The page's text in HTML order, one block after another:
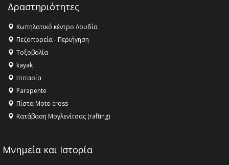
Δραστηριότητες
Κωπηλατικό κέντρο Λουδία
Πεζοπορεία - Περιήγηση
Τοξοβολία
kayak
Ιππασία
Parapente
Πίστα Moto cross
Κατάβαση Μογλενίτσας (rafting)
Μνημεία και Ιστορία